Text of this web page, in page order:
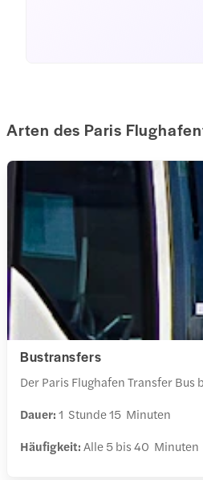
Arten des Paris
Bustransfers
Der Paris Flughafen Transfer
Dauer:1 Stunde 15 Minuten
Häufigkeit:Alle 5 bis 40 Minuten